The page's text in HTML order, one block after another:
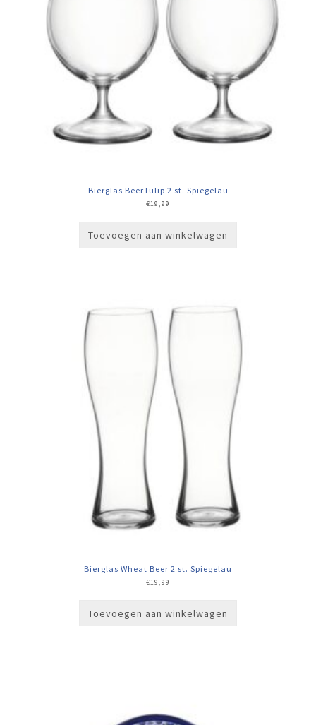
Bierglas BeerTulip 2 st. Spiegelau
€19,99
Toevoegen aan winkelwagen
Bierglas Wheat Beer 2 st. Spiegelau
€19,99
Toevoegen aan winkelwagen